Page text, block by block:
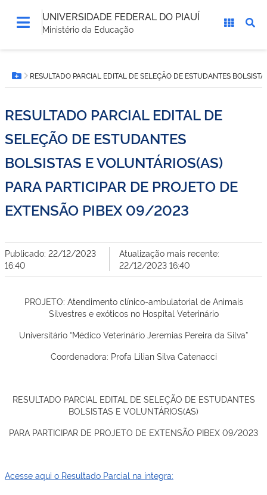
UNIVERSIDADE FEDERAL DO PIAUÍ
Ministério da Educação
está
aqui:Botão Menu
RESULTADO PARCIAL EDITAL DE SELEÇÃO DE ESTUDANTES
RESULTADO PARCIAL EDITAL DE
SELEÇÃO DE ESTUDANTES
BOLSISTAS E VOLUNTÁRIOS(AS)
PARA PARTICIPAR DE PROJETO DE
EXTENSÃO PIBEX 09/2023
Publicado: 22/12/2023
16:40
Atualização mais recente:
22/12/2023 16:40
PROJETO: Atendimento clínico-ambulatorial de Animais
Silvestres e exóticos no Hospital Veterinário
Universitário “Médico Veterinário Jeremias Pereira da Silva”
Coordenadora: Profa Lilian Silva Catenacci
RESULTADO PARCIAL EDITAL DE SELEÇÃO DE ESTUDANTES
BOLSISTAS E VOLUNTÁRIOS(AS)
PARA PARTICIPAR DE PROJETO DE EXTENSÃO PIBEX 09/2023
Acesse aqui o Resultado Parcial na íntegra: